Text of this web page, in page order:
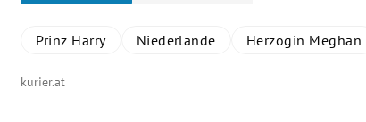
Prinz Harry Niederlande Herzogin Meghan
kurier.at